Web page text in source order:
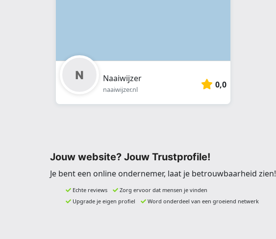
Naaiwijzer
naaiwijzer.nl 0,0
Jouw website? Jouw Trustprofile!
Je bent een online ondernemer, laat je betrouwbaarheid zien!
Echte reviews
Zorg ervoor dat mensen je vinden
Upgrade je eigen profiel
Word onderdeel van een groeiend netwerk